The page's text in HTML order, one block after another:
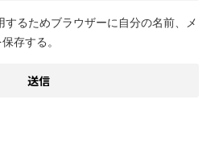
するためブラウザーに自分の名前、メ
存する。